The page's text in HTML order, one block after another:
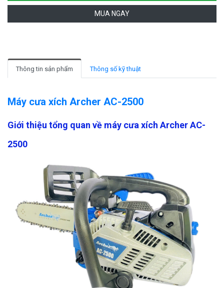
MUA NGAY
Thông tin sản phẩm Thông số kỹ thuật
Máy cưa xích Archer AC-2500
Giới thiệu tổng quan về máy cưa xích Archer AC-
2500